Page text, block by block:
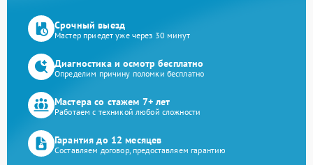
Срочный выезд
Мастер приедет уже через 30 минут
Диагностика и осмотр бесплатно
Определим причину поломки бесплатно
Мастера со стажем 7+ лет
Работаем с техникой любой сложности
Гарантия до 12 месяцев
Составляем договор, предоставляем гарантию